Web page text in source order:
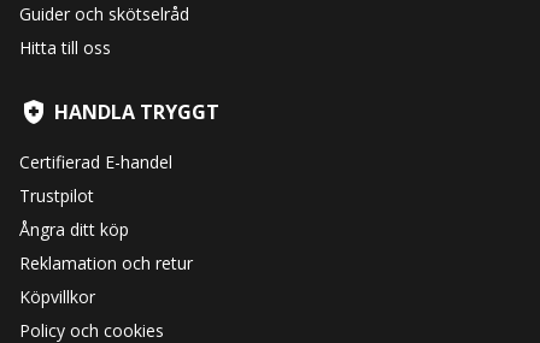
Guider och skötselråd
Hitta till oss
HANDLA TRYGGT
Certifierad E-handel
Trustpilot
Ångra ditt köp
Reklamation och retur
Köpvillkor
Policy och cookies